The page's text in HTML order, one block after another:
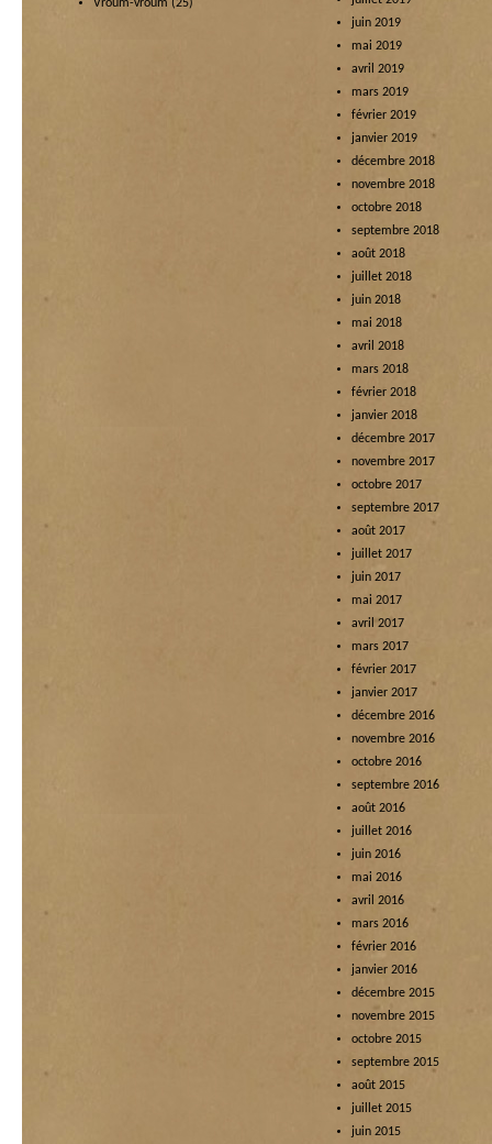
Vroum-vroum (25)
juin 2019
mai 2019
avril 2019
mars 2019
février 2019
janvier 2019
décembre 2018
novembre 2018
octobre 2018
septembre 2018
août 2018
juillet 2018
juin 2018
mai 2018
avril 2018
mars 2018
février 2018
janvier 2018
décembre 2017
novembre 2017
octobre 2017
septembre 2017
août 2017
juillet 2017
juin 2017
mai 2017
avril 2017
mars 2017
février 2017
janvier 2017
décembre 2016
novembre 2016
octobre 2016
septembre 2016
août 2016
juillet 2016
juin 2016
mai 2016
avril 2016
mars 2016
février 2016
janvier 2016
décembre 2015
novembre 2015
octobre 2015
septembre 2015
août 2015
juillet 2015
juin 2015